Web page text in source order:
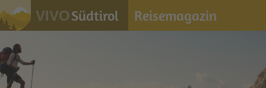
VIVOSüdtirol Reisemagazin